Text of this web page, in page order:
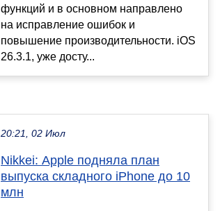
функций и в основном направлено
на исправление ошибок и
повышение производительности. iOS
26.3.1, уже досту...
20:21, 02 Июл
Nikkei: Apple подняла план
выпуска складного iPhone до 10
млн